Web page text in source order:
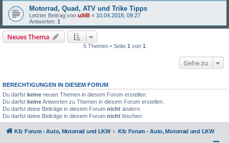
Motorrad, Quad, ATV und Trike Tipps
Letzter Beitrag von ulliB « 10.04.2018, 09:27
Antworten: 1
Neues Thema
5 Themen • Seite 1 von 1
Gehe zu
BERECHTIGUNGEN IN DIESEM FORUM
Du darfst keine neuen Themen in diesem Forum erstellen.
Du darfst keineAntworten zu Themen in diesem Forum erstellen.
Du darfst deine Beiträge in diesem Forum nicht ändern.
Du darfst deine Beiträge in diesem Forum nicht löschen.
Kfz Forum - Auto, Motorrad und LKW Kfz Forum - Auto, Motorrad und LKW